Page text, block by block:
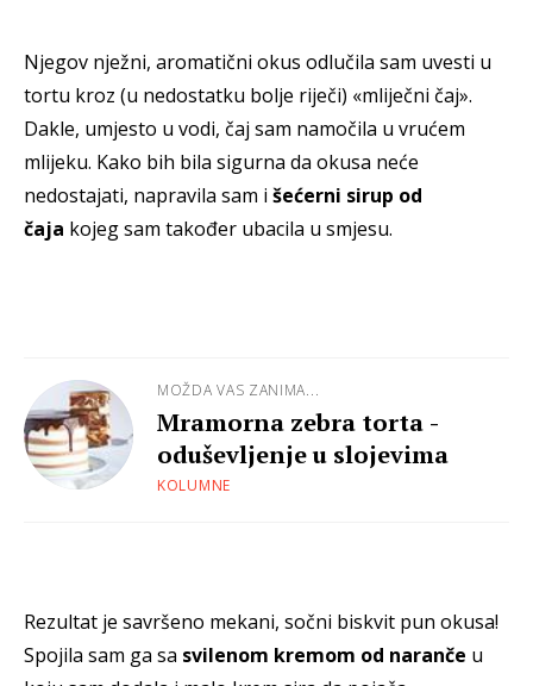
Njegov nježni, aromatični okus odlučila sam uvesti u
tortu kroz (u nedostatku bolje riječi) «mliječni čaj».
Dakle, umjesto u vodi, čaj sam namočila u vrućem
mlijeku. Kako bih bila sigurna da okusa neće
nedostajati, napravila sam i šećerni sirup od
čaja kojeg sam također ubacila u smjesu.
MOŽDA VAS ZANIMA...
Mramorna zebra torta -
oduševljenje u slojevima
KOLUMNE
Rezultat je savršeno mekani, sočni biskvit pun okusa!
Spojila sam ga sa svilenom kremom od naranče u